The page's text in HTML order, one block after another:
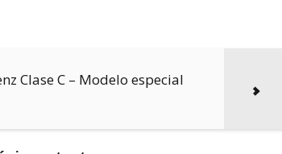
Clase C – Modelo especial